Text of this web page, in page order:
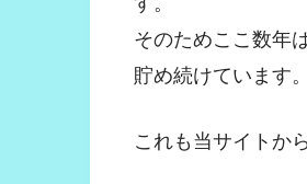
そのためここ数年
貯め続けています。
これも当サイトか